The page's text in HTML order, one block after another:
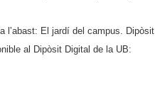
l’abast: El jardí del campus. Dipòsit
al Dipòsit Digital de la UB: